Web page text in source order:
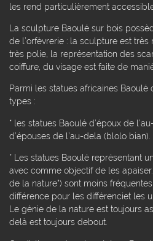
les rend particulièrement
La sculpture Baoulé sur bois
de l’orfèvrerie : la sculpture est très
très polie, la représentation des
coiffure, du visage est faite de
Parmi les statues africaines
types :
* les statues Baoulé d’époux de
d’épouses de l’au-dela (blolo bian).
* Les statues Baoulé représentant
avec comme objectif de les
de la nature") sont moins
différence pour les différenciet les
Le génie de la nature est toujours
delà est toujours debout.